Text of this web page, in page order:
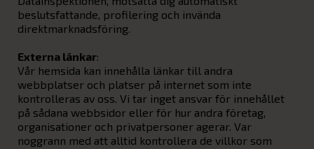
beslutsfattande, profilering och invända
direktmarknadsföring.
Externa länkar:
Vår hemsida kan innehålla länkar till andra
webbplatser och platser på internet som inte
kontrolleras av oss. Vi tar inget ansvar för innehållet
på sådana webbsidor eller för hur andra företag,
organisationer och privatpersoner agerar. Var
noggrann med att alltid kontrollera de villkor som